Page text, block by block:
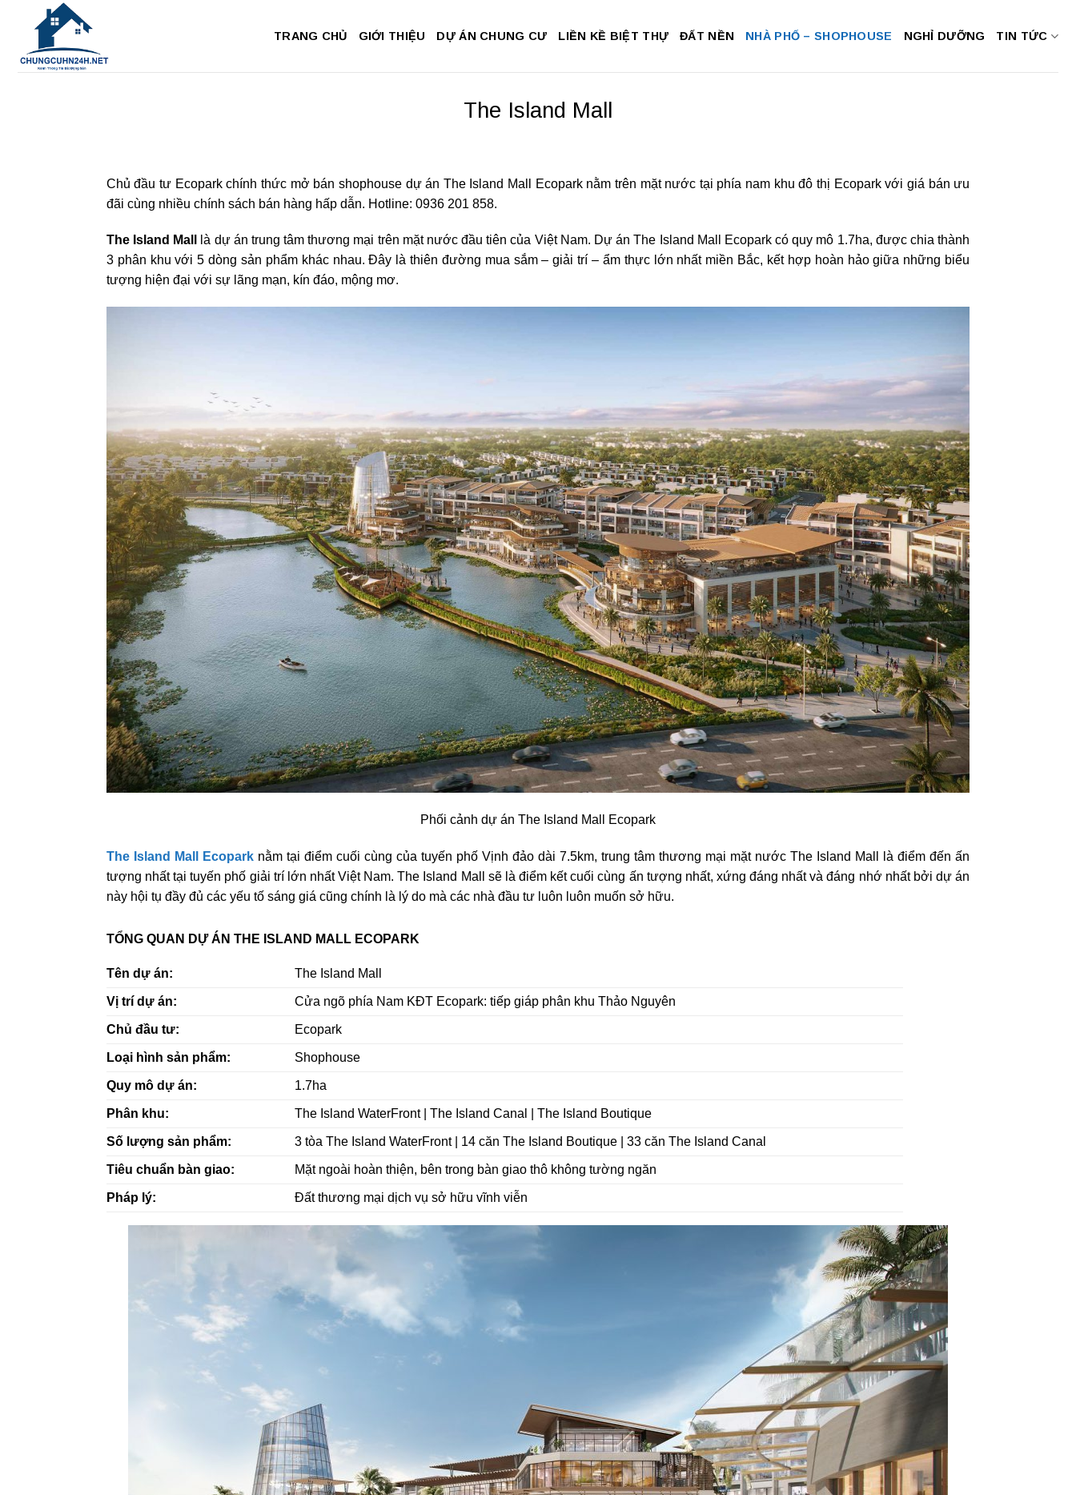
dung
TRANG CHỦ GIỚI THIỆU DỰ ÁN CHUNG CƯ LIỀN KỀ BIỆT THỰ ĐẤT NỀN NHÀ PHỐ – SHOPHOUSE NGHỈ DƯỠNG TIN TỨC
The Island Mall
Chủ đầu tư Ecopark chính thức mở bán shophouse dự án The Island Mall Ecopark nằm trên mặt nước tại phía nam khu đô thị Ecopark với giá bán ưu
đãi cùng nhiều chính sách bán hàng hấp dẫn. Hotline: 0936 201 858.
The Island Mall
là dự án trung tâm thương mại trên mặt nước đầu tiên của Việt Nam. Dự án The Island Mall Ecopark có quy mô 1.7ha, được chia thành
3 phân khu với 5 dòng sản phẩm khác nhau. Đây là thiên đường mua sắm – giải trí – ẩm thực lớn nhất miền Bắc, kết hợp hoàn hảo giữa những biểu
tượng hiện đại với sự lãng mạn, kín đáo, mộng mơ.
Phối cảnh dự án The Island Mall Ecopark
The Island Mall Ecoparknằm tại điểm cuối cùng của tuyến phố Vịnh đảo dài 7.5km, trung tâm thương mại mặt nước The Island Mall là điểm đến ấn
tượng nhất tại tuyến phố giải trí lớn nhất Việt Nam. The Island Mall sẽ là điểm kết cuối cùng ấn tượng nhất, xứng đáng nhất và đáng nhớ nhất bởi dự án
này hội tụ đầy đủ các yếu tố sáng giá cũng chính là lý do mà các nhà đầu tư luôn luôn muốn sở hữu.
TỔNG QUAN DỰ ÁN THE ISLAND MALL ECOPARK
Tên dự án: The Island Mall
Vị trí dự án: Cửa ngõ phía Nam KĐT Ecopark: tiếp giáp phân khu Thảo Nguyên
Chủ đầu tư: Ecopark
Loại hình sản phẩm: Shophouse
Quy mô dự án: 1.7ha
Phân khu: The Island WaterFront | The Island Canal | The Island Boutique
Số lượng sản phẩm: 3 tòa The Island WaterFront | 14 căn The Island Boutique | 33 căn The Island Canal
Tiêu chuẩn bàn giao: Mặt ngoài hoàn thiện, bên trong bàn giao thô không tường ngăn
Pháp lý: Đất thương mại dịch vụ sở hữu vĩnh viễn